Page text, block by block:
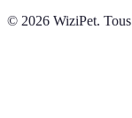
© 2026 WiziPet.